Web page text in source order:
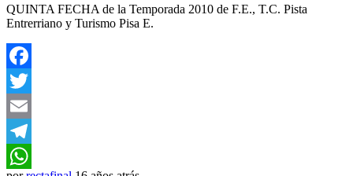
QUINTA FECHA de la Temporada 2010 de F.E., T.C. Pista
Entrerriano y Turismo Pisa E.
Facebook
Twitter
Email
Telegram